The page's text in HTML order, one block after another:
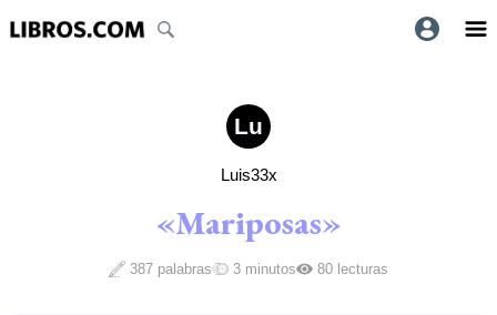
Lu
Luis33x
«Mariposas»
387 palabras 3 minutos 80 lecturas